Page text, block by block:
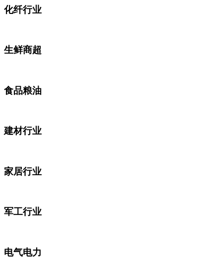
化纤行业
生鲜商超
食品粮油
建材行业
家居行业
军工行业
电气电力